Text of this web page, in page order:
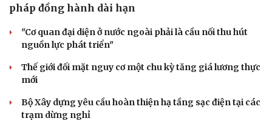
pháp đồng hành dài hạn
"Cơ quan đại diện ở nước ngoài phải là cầu nối thu hút
nguồn lực phát triển"
Thế giới đối mặt nguy cơ một chu kỳ tăng giá lương thực
mới
Bộ Xây dựng yêu cầu hoàn thiện hạ tầng sạc điện tại các
trạm dừng nghỉ